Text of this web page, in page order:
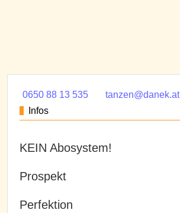
0650 88 13 535
tanzen@danek.at
Infos
KEIN Abosystem!
Prospekt
Perfektion